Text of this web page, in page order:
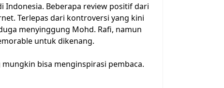
Indonesia. Beberapa review positif dari
Terlepas dari kontroversi yang kini
menyinggung Mohd. Rafi, namun
untuk dikenang.
bisa menginspirasi pembaca.